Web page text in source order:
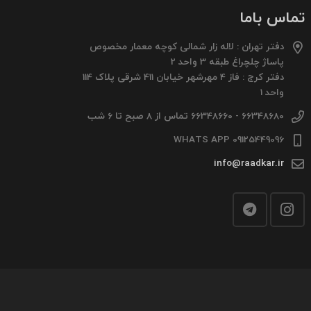
تماس باما
دفتر تهران : لاله زار شمالی کوچه معمار مخصوص
پاساژ چلچراغ طبقه 3 واحد 2
دفتر کرج : فاز 4 مهرشهر خیابان 411 شرقی پلاک 114
واحد 1
66348680 - 66348660 تماس از 8 صبح تا 6 شب
09125449096 WHATS APP
info@raadkar.ir